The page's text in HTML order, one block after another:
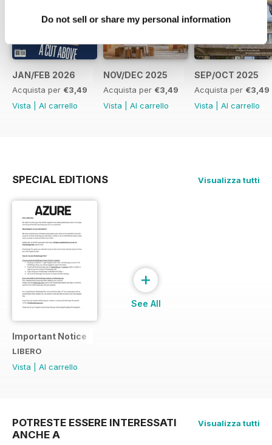
Do not sell or share my personal information
JAN/FEB 2026
Acquista per €3,49
Vista
Al carrello
NOV/DEC 2025
Acquista per €3,49
Vista
Al carrello
SEP/OCT 2025
Acquista per €3,49
Vista
Al carrello
SPECIAL EDITIONS Visualizza tutti
Important Notice
LIBERO
Vista
Al carrello
+
See All
POTRESTE ESSERE INTERESSATI
ANCHE A
Visualizza tutti